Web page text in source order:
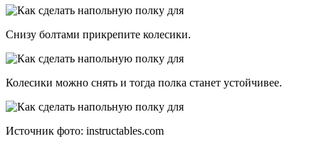
Снизу болтами прикрепите колесики.
Колесики можно снять и тогда полка станет устойчивее.
Источник фото: instructables.com